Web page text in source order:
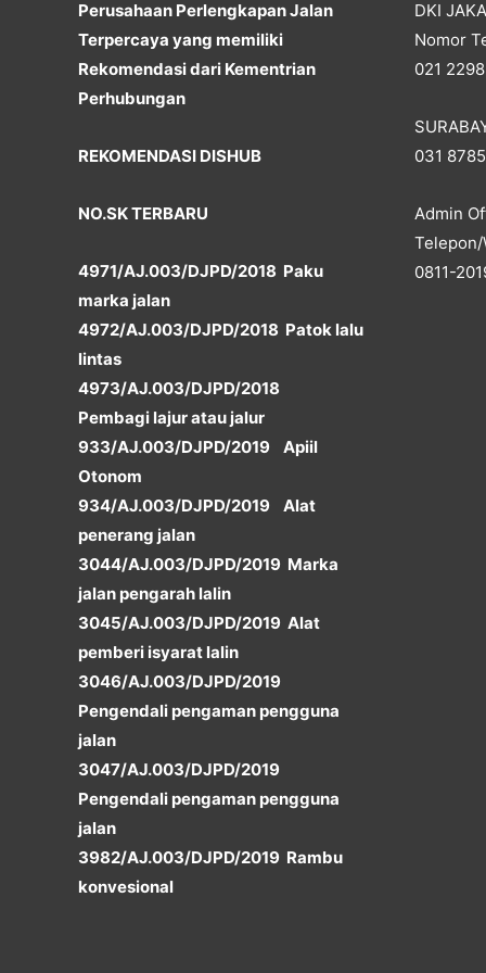
Perusahaan Perlengkapan Jalan
Terpercaya yang memiliki
Rekomendasi dari Kementrian
Perhubungan
REKOMENDASI DISHUB
NO.SK TERBARU
4971/AJ.003/DJPD/2018 Paku
marka jalan
4972/AJ.003/DJPD/2018 Patok lalu
lintas
4973/AJ.003/DJPD/2018
Pembagi lajur atau jalur
933/AJ.003/DJPD/2019 Apiil
Otonom
934/AJ.003/DJPD/2019 Alat
penerang jalan
3044/AJ.003/DJPD/2019 Marka
jalan pengarah lalin
3045/AJ.003/DJPD/2019 Alat
pemberi isyarat lalin
3046/AJ.003/DJPD/2019
Pengendali pengaman pengguna
jalan
3047/AJ.003/DJPD/2019
Pengendali pengaman pengguna
jalan
3982/AJ.003/DJPD/2019 Rambu
konvesional
DKI
Nomor
021
031
Admin
Telepon/
0811-